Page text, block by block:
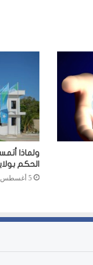
ولماذا
الحكم
5 أغسطس، 2026